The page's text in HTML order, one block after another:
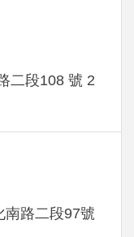
二段108 號 2
南路二段97號